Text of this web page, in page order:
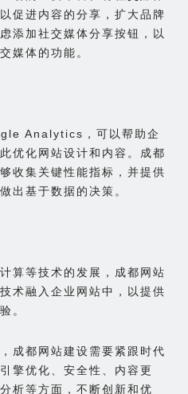
促进内容的分享，扩大品牌
添加社交媒体分享按钮，以
媒体的功能。
Analytics，可以帮助企
优化网站设计和内容。成都
收集关键性能指标，并提供
出基于数据的决策。
算等技术的发展，成都网站
术融入企业网站中，以提供
。
成都网站建设需要紧跟时代
擎优化、安全性、内容更
析等方面，不断创新和优